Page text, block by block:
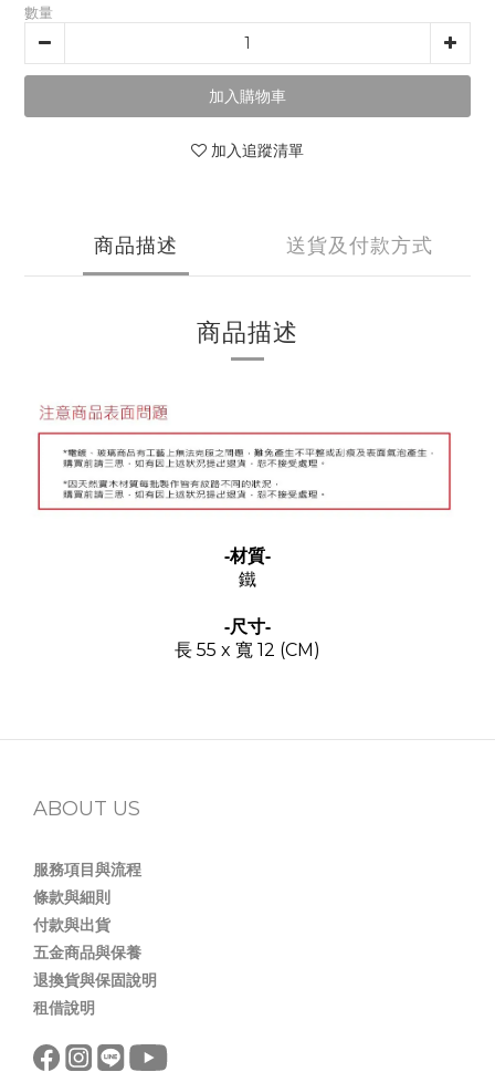
數量
加入購物車
加入追蹤清單
商品描述 送貨及付款方式
商品描述
-材質-
鐵
-尺寸-
長 55 x 寬 12 (CM)
ABOUT US
服務項目與流程
條款與細則
付款與出貨
五金商品與保養
退換貨與保固說明
租借說明